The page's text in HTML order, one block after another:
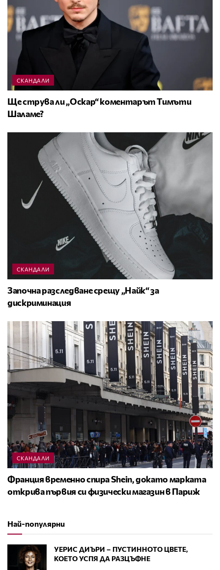
СКАНДАЛИ
Ще струва ли „Оскар“ коментарът Тимъти
Шаламе?
СКАНДАЛИ
Започна разследване срещу „Найк“ за
дискриминация
СКАНДАЛИ
Франция временно спира Shein, докато марката
открива първия си физически магазин в Париж
Най-популярни
УЕРИС ДИЪРИ – ПУСТИННОТО ЦВЕТЕ,
КОЕТО УСПЯ ДА РАЗЦЪФНЕ